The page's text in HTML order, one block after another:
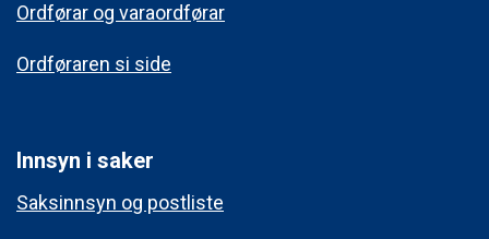
Ordførar og varaordførar
Ordføraren si side
Innsyn i saker
Saksinnsyn og postliste